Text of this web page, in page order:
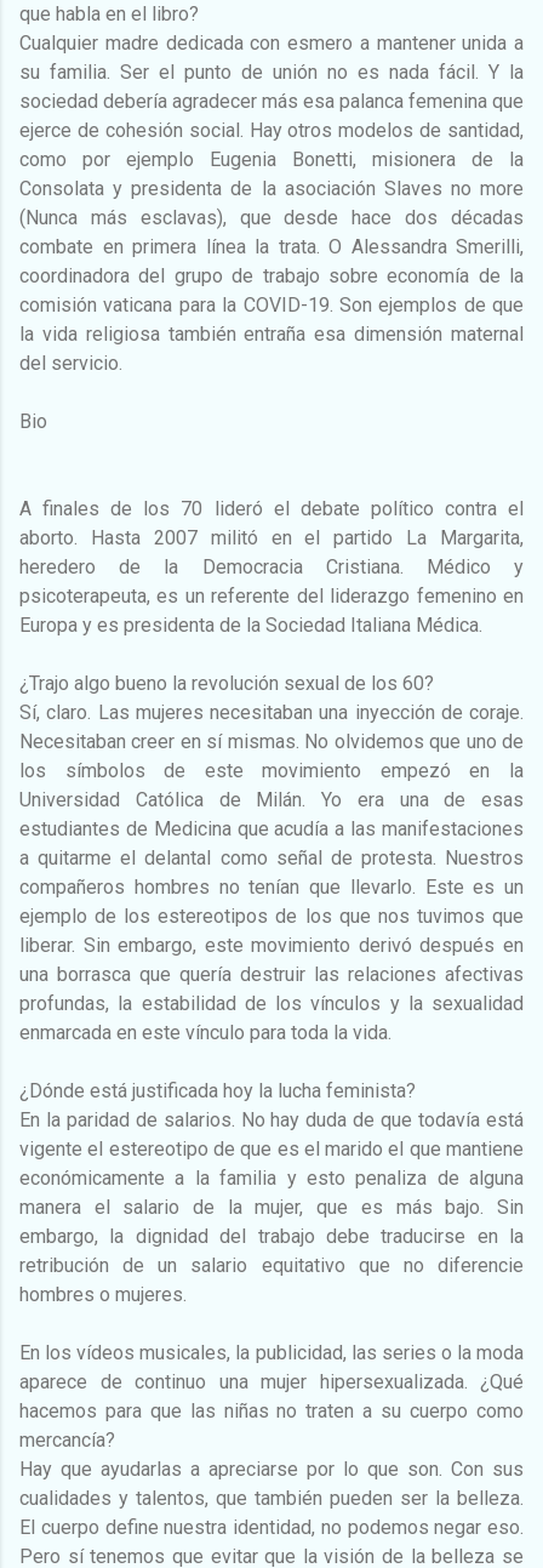
que habla en el libro?
Cualquier madre dedicada con esmero a mantener unida a
su familia. Ser el punto de unión no es nada fácil. Y la
sociedad debería agradecer más esa palanca femenina que
ejerce de cohesión social. Hay otros modelos de santidad,
como por ejemplo Eugenia Bonetti, misionera de la
Consolata y presidenta de la asociación Slaves no more
(Nunca más esclavas), que desde hace dos décadas
combate en primera línea la trata. O Alessandra Smerilli,
coordinadora del grupo de trabajo sobre economía de la
comisión vaticana para la COVID-19. Son ejemplos de que
la vida religiosa también entraña esa dimensión maternal
del servicio.
Bio
A finales de los 70 lideró el debate político contra el
aborto. Hasta 2007 militó en el partido La Margarita,
heredero de la Democracia Cristiana. Médico y
psicoterapeuta, es un referente del liderazgo femenino en
Europa y es presidenta de la Sociedad Italiana Médica.
¿Trajo algo bueno la revolución sexual de los 60?
Sí, claro. Las mujeres necesitaban una inyección de coraje.
Necesitaban creer en sí mismas. No olvidemos que uno de
los símbolos de este movimiento empezó en la
Universidad Católica de Milán. Yo era una de esas
estudiantes de Medicina que acudía a las manifestaciones
a quitarme el delantal como señal de protesta. Nuestros
compañeros hombres no tenían que llevarlo. Este es un
ejemplo de los estereotipos de los que nos tuvimos que
liberar. Sin embargo, este movimiento derivó después en
una borrasca que quería destruir las relaciones afectivas
profundas, la estabilidad de los vínculos y la sexualidad
enmarcada en este vínculo para toda la vida.
¿Dónde está justificada hoy la lucha feminista?
En la paridad de salarios. No hay duda de que todavía está
vigente el estereotipo de que es el marido el que mantiene
económicamente a la familia y esto penaliza de alguna
manera el salario de la mujer, que es más bajo. Sin
embargo, la dignidad del trabajo debe traducirse en la
retribución de un salario equitativo que no diferencie
hombres o mujeres.
En los vídeos musicales, la publicidad, las series o la moda
aparece de continuo una mujer hipersexualizada. ¿Qué
hacemos para que las niñas no traten a su cuerpo como
mercancía?
Hay que ayudarlas a apreciarse por lo que son. Con sus
cualidades y talentos, que también pueden ser la belleza.
El cuerpo define nuestra identidad, no podemos negar eso.
Pero sí tenemos que evitar que la visión de la belleza se